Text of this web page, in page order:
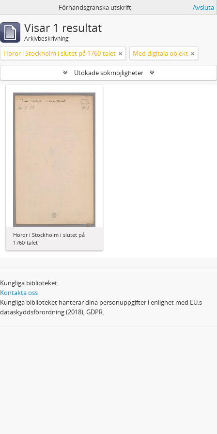
Förhandsgranska utskrift Avsluta
Visar 1 resultat
Arkivbeskrivning
Horor i Stockholm i slutet på 1760-talet Med digitala objekt
Utökade sökmöjligheter
Horor i Stockholm i slutet på
1760-talet
Kungliga biblioteket
Kontakta oss
Kungliga biblioteket hanterar dina personuppgifter i enlighet med EU:s
dataskyddsförordning (2018), GDPR.